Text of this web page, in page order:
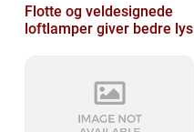
Flotte og veldesignede
loftlamper giver bedre lys